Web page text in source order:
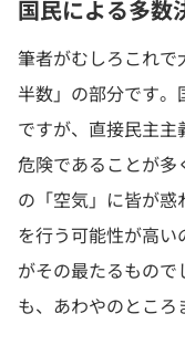
国民による多数
筆者がむしろこれで
半数」の部分です
ですが、直接民主
危険であることが
の「空気」に皆が
を行う可能性が高
がその最たるもの
も、あわやのところ